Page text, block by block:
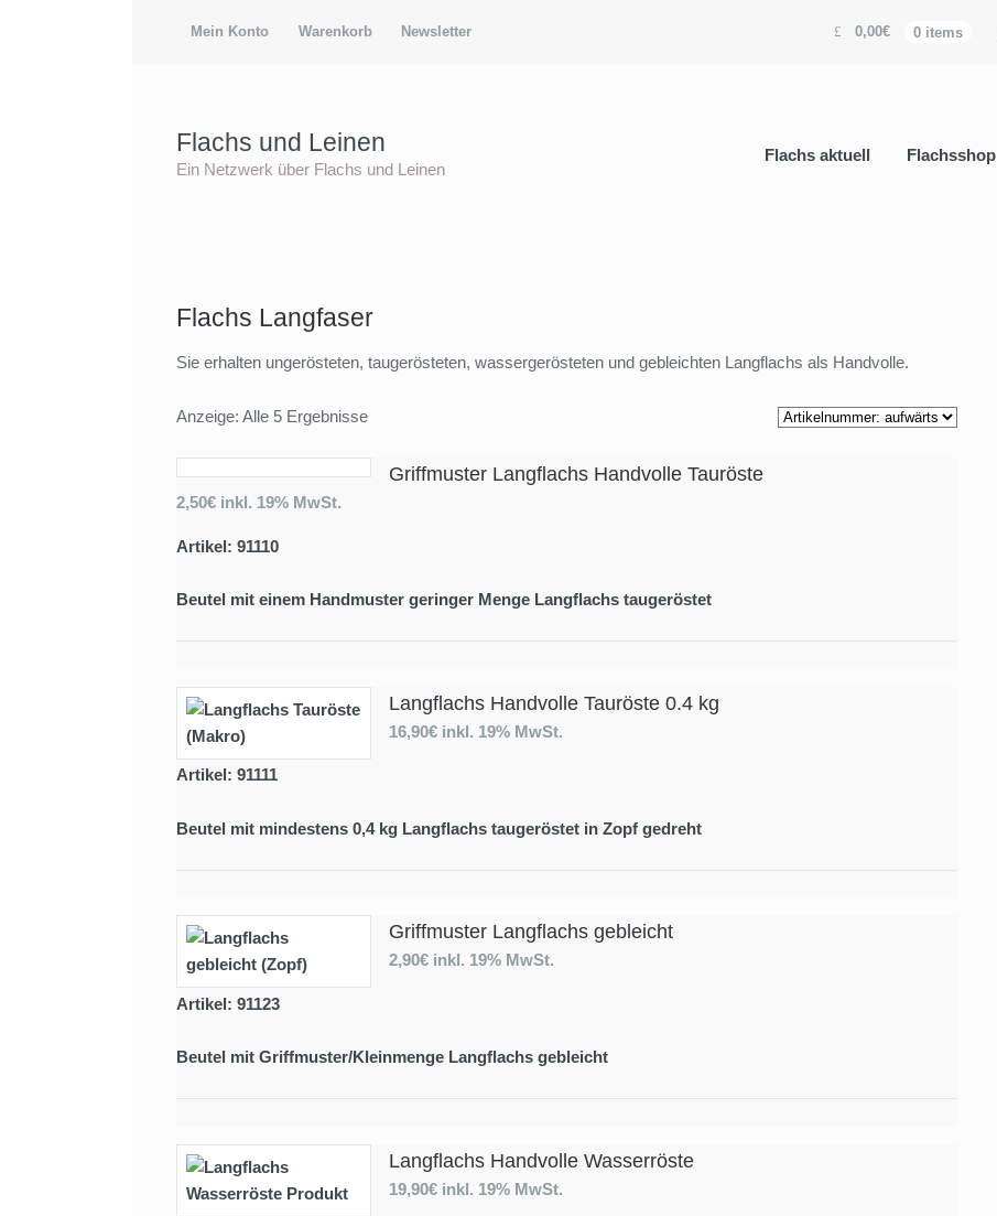
Mein Konto Warenkorb Newsletter 0,00€ 0 items
Flachs und Leinen
Ein Netzwerk über Flachs und Leinen
Flachs aktuell Flachsshop
Flachs Langfaser
Sie erhalten ungerösteten, taugerösteten, wassergerösteten und gebleichten Langflachs als Handvolle.
Anzeige: Alle 5 Ergebnisse
Griffmuster Langflachs Handvolle Tauröste
2,50€ inkl. 19% MwSt.
Artikel: 91110
Beutel mit einem Handmuster geringer Menge Langflachs taugeröstet
Langflachs Handvolle Tauröste 0.4 kg
16,90€ inkl. 19% MwSt.
Artikel: 91111
Beutel mit mindestens 0,4 kg Langflachs taugeröstet in Zopf gedreht
Griffmuster Langflachs gebleicht
2,90€ inkl. 19% MwSt.
Artikel: 91123
Beutel mit Griffmuster/Kleinmenge Langflachs gebleicht
Langflachs Handvolle Wasserröste
19,90€ inkl. 19% MwSt.